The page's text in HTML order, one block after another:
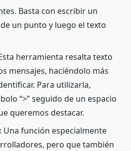
Basta con escribir un
un punto y luego el texto
herramienta resalta texto
mensajes, haciéndolo más
Para utilizarla,
“>” seguido de un espacio
queremos destacar.
Una función especialmente
pero que también